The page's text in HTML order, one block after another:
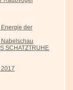
Energie der
Nabelschau
SCHATZTRUHE